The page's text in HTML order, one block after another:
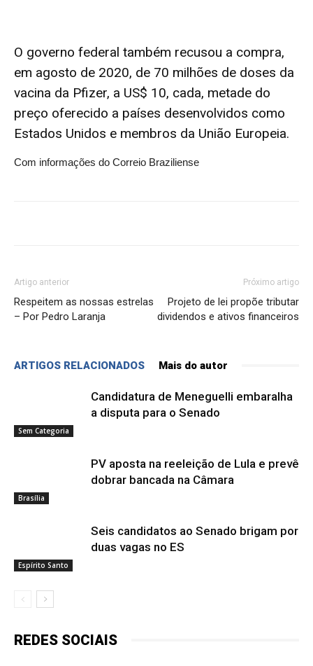
O governo federal também recusou a compra,
em agosto de 2020, de 70 milhões de doses da
vacina da Pfizer, a US$ 10, cada, metade do
preço oferecido a países desenvolvidos como
Estados Unidos e membros da União Europeia.
Com informações do Correio Braziliense
Artigo anterior
Respeitem as nossas estrelas
– Por Pedro Laranja
Próximo artigo
Projeto de lei propõe tributar
dividendos e ativos financeiros
ARTIGOS RELACIONADOS Mais do autor
Sem Categoria
Candidatura de Meneguelli embaralha
a disputa para o Senado
Brasília
PV aposta na reeleição de Lula e prevê
dobrar bancada na Câmara
Espírito Santo
Seis candidatos ao Senado brigam por
duas vagas no ES
REDES SOCIAIS